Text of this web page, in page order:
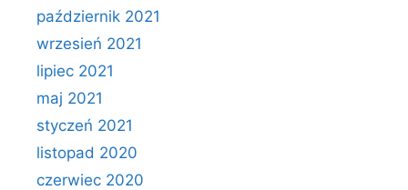
październik 2021
wrzesień 2021
lipiec 2021
maj 2021
styczeń 2021
listopad 2020
czerwiec 2020